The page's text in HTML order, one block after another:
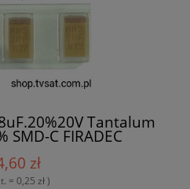
Tantalum
SMD-C FIRADEC
zł
= 0,25 zł )